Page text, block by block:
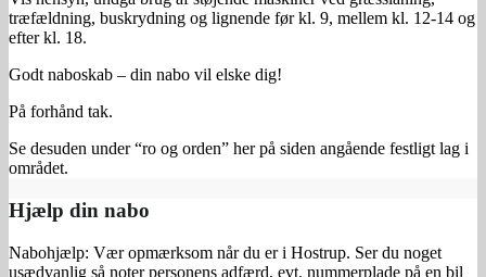
træfældning, buskrydning og lignende før kl. 9, mellem kl. 12-14 og
efter kl. 18.
Godt naboskab – din nabo vil elske dig!
På forhånd tak.
Se desuden under “ro og orden” her på siden angående festligt lag i
området.
Hjælp din nabo
Nabohjælp: Vær opmærksom når du er i Hostrup. Ser du noget
usædvanlig så noter personens adfærd, evt. nummerplade på en bil